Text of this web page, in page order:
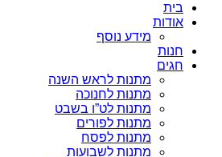
בית
אודות
מידע נוסף
חנות
חגים
מתנות לראש השנה
מתנות לחנוכה
מתנות לט”ו בשבט
מתנות לפורים
מתנות לפסח
מתנות לשבועות